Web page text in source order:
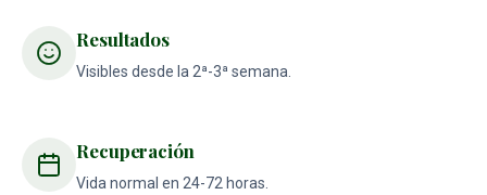
Resultados
Visibles desde la 2ª-3ª semana.
Recuperación
Vida normal en 24-72 horas.